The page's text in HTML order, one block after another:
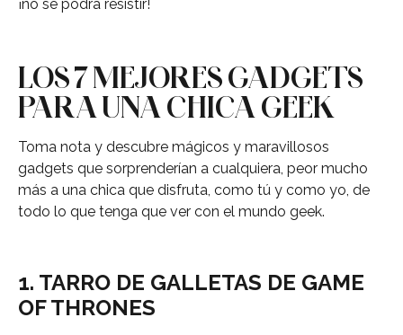
¡no se podrá resistir!
LOS 7 MEJORES GADGETS
PARA UNA CHICA GEEK
Toma nota y descubre mágicos y maravillosos
gadgets que sorprenderían a cualquiera, peor mucho
más a una chica que disfruta, como tú y como yo, de
todo lo que tenga que ver con el mundo geek.
1. TARRO DE GALLETAS DE GAME
OF THRONES